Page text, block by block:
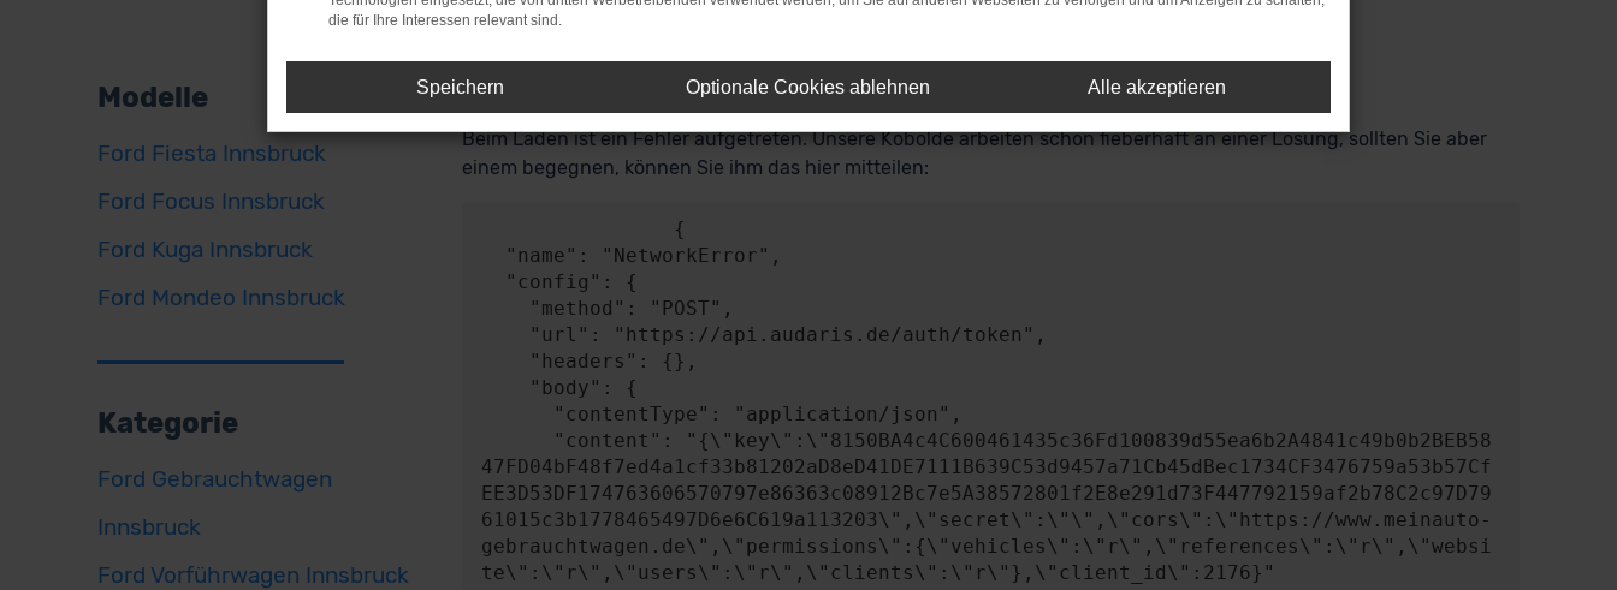
Modelle
Ford Fiesta Innsbruck
Ford Focus Innsbruck
Ford Kuga Innsbruck
Ford Mondeo Innsbruck
Kategorie
Ford Gebrauchtwagen
Innsbruck
Ford Vorführwagen Innsbruck
Fehler: Network Error
Beim Laden ist ein Fehler aufgetreten. Unsere Kobolde arbeiten schon fieberhaft an einer Lösung, sollten Sie aber
einem begegnen, können Sie ihm das hier mitteilen:
47FD04bF48f7ed4a1cf33b81202aD8eD41DE7111B639C53d9457a71Cb45dBec1734CF3476759a53b57Cf
EE3D53DF174763606570797e86363c08912Bc7e5A38572801f2E8e291d73F447792159af2b78C2c97D79
61015c3b1778465497D6e6C619a113203\",\"secret\":\"\",\"cors\":\"https://www.meinauto-
gebrauchtwagen.de\",\"permissions\":{\"vehicles\":\"r\",\"references\":\"r\",\"websi
te\":\"r\",\"users\":\"r\",\"clients\":\"r\"},\"client_id\":2176}"
die für Ihre Interessen relevant sind.
Speichern Optionale Cookies ablehnen Alle akzeptieren